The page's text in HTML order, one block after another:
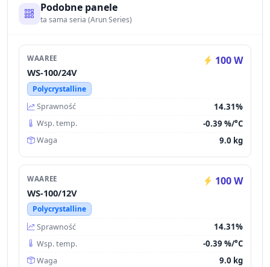
Podobne panele
ta sama seria (Arun Series)
WAAREE 100 W
WS-100/24V
Polycrystalline
Sprawność
14.31%
Wsp. temp. -0.39 %/°C
Waga 9.0 kg
WAAREE 100 W
WS-100/12V
Polycrystalline
Sprawność
14.31%
Wsp. temp. -0.39 %/°C
Waga 9.0 kg